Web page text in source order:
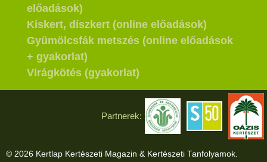
előadások)
Kiskert, díszkert (online előadások)
Gyümölcsfák metszés (online előadások
+ gyakorlat)
Virágkötés (gyakorlat)
Partnerek:
© 2026 Kertlap Kertészeti Magazin & Kertészeti Tanfolyamok.